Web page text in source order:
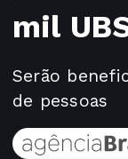
mil
Serão
de pessoas